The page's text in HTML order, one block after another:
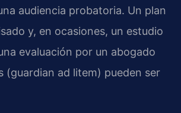
audiencia probatoria. Un plan
y, en ocasiones, un estudio
evaluación por un abogado
(guardian ad litem) pueden ser